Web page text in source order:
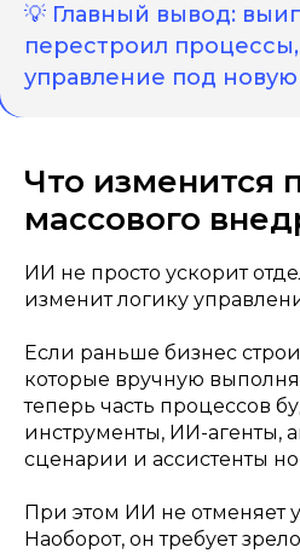
💡 Главный вывод:
перестроил
управление под новую
Что изменится
массового
ИИ не просто ускорит
изменит логику
Если раньше бизнес
которые вручную
теперь часть процессов
инструменты, ИИ-агенты,
сценарии и ассистенты
При этом ИИ не отменяет
Наоборот, он требует